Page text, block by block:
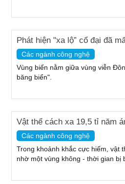
Phát hiện "xa lộ” cổ đại đã
Các ngành công nghệ
Vùng biển nằm giữa vùng viễn
băng biển".
Vật thể cách xa 19,5 tỉ năm
Các ngành công nghệ
Trong khoảnh khắc cực hiếm, vật
nhờ một vùng không - thời gian bị